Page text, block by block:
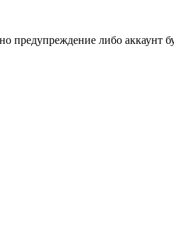
предупреждение либо аккаунт